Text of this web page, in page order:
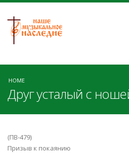
HOME
Друг усталый с
(ПВ-479)
Призыв к покаянию